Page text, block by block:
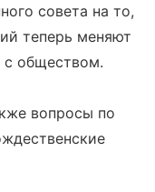
совета на то,
теперь меняют
с обществом.
вопросы по